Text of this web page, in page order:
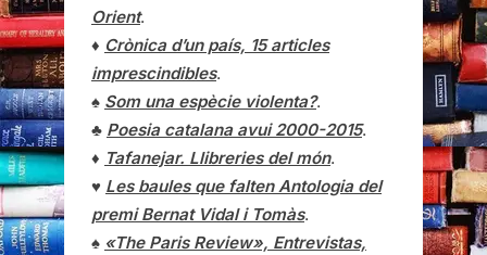
Orient.
♦ Crònica d’un país, 15 articles
imprescindibles.
♠ Som una espècie violenta?.
♣ Poesia catalana avui 2000-2015.
♦ Tafanejar. Llibreries del món.
♥ Les baules que falten Antologia del
premi Bernat Vidal i Tomàs.
♠ «The Paris Review», Entrevistas,